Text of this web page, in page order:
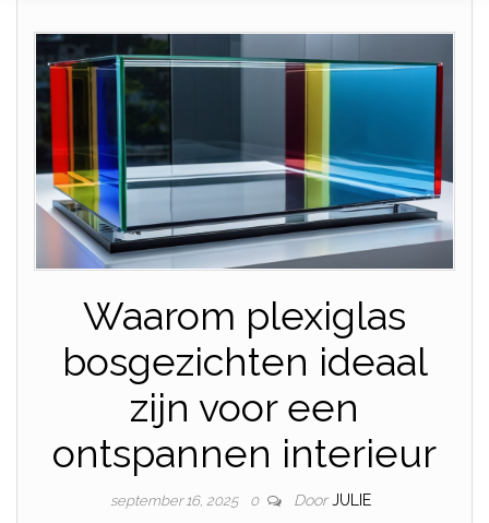
Waarom plexiglas
bosgezichten ideaal
zijn voor een
ontspannen interieur
september 16, 2025 0 Door JULIE